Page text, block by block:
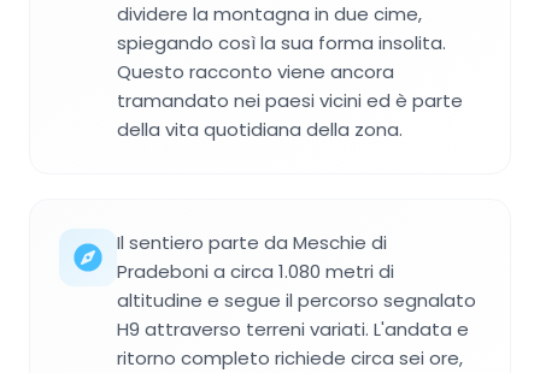
dividere la montagna in due cime,
spiegando così la sua forma insolita.
Questo racconto viene ancora
tramandato nei paesi vicini ed è parte
della vita quotidiana della zona.
Il sentiero parte da Meschie di
Pradeboni a circa 1.080 metri di
altitudine e segue il percorso segnalato
H9 attraverso terreni variati. L'andata e
ritorno completo richiede circa sei ore,